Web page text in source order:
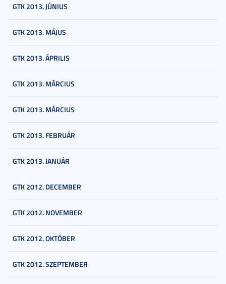
GTK 2013. JÚNIUS
GTK 2013. MÁJUS
GTK 2013. ÁPRILIS
GTK 2013. MÁRCIUS
GTK 2013. MÁRCIUS
GTK 2013. FEBRUÁR
GTK 2013. JANUÁR
GTK 2012. DECEMBER
GTK 2012. NOVEMBER
GTK 2012. OKTÓBER
GTK 2012. SZEPTEMBER